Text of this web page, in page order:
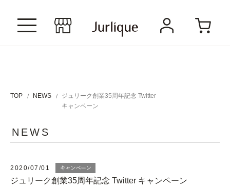
TOP NEWS
ジュリーク創業35周年記念 Twitter
キャンペーン
NEWS
2020/07/01
ジュリーク創業35周年記念 Twitter キャンペーン